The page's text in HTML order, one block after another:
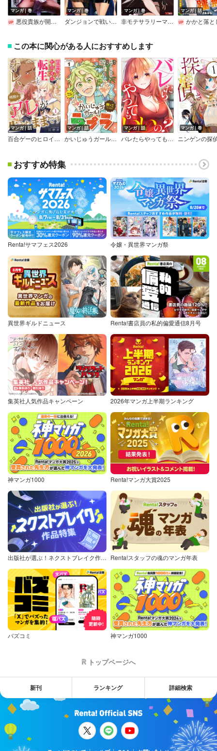
マンガ｜巻
悪役貴族が開き直って破滅フラグを“実力”で叩き折っていたら、いつの間にかヒロイン達から英雄視されるようになった件（コミック）【デジタル版限定特典付き】
マンガ｜巻
ダンジョンで戦い続けて20年の童貞勇者、地上に戻ったら男女比1：1000の世界だった（コミック）
マンガ｜巻
非モテサラリーマン40歳の誕生日に突然大魔導士に覚醒する ＃花岡修太朗40歳独身彼女なしが世界トレンド1位（コミック）
マンガ｜話
かかと落とし令嬢はチートな踵で無双する ～魔物を即死させて楽しんでいたら、私を追放した実家が崩壊しました～
この本に関心がある人におすすめします
マンガ｜話
百合ゲーのヒロインに転生したオレ、何故かアレが生えたままです
マンガ｜話
かいじゅうガール！ラプラ【単話】
マンガ｜話
バレたらやってもいいの？【全年齢版】
マンガ｜巻
ニンゲンの探
おすすめ特集
Renta!サマフェス2026 令嬢・異世界マンガ祭
異世界ギルドニュース Renta!書店員の私的偏愛通信8月号
集英社人気作品キャンペーン 2026年マンガ上半期ランキング
神マンガ1000 Renta!マンガ大賞2025
出版社が選ぶ！ネクストブレイク作品特集 Renta!スタッフの魂のマンガ年表
バズコミ 神マンガ1000
トップページへ
新刊 ランキング 詳細検索